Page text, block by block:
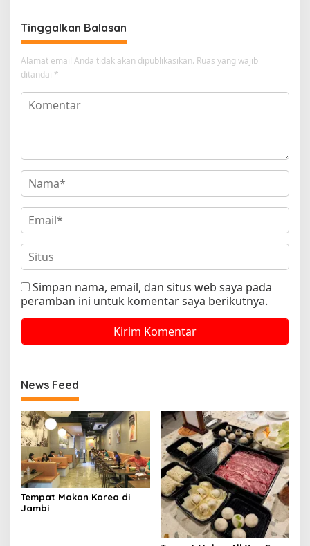
Tinggalkan Balasan
Alamat email Anda tidak akan dipublikasikan. Ruas yang wajib
ditandai *
Simpan nama, email, dan situs web saya pada
peramban ini untuk komentar saya berikutnya.
News Feed
Tempat Makan Korea di
Jambi